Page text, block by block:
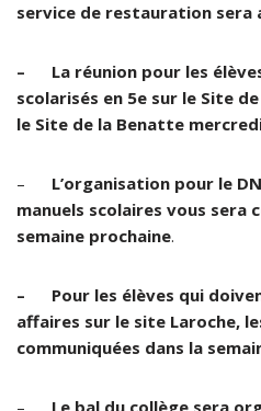
service de restauration sera
– La réunion pour les
scolarisés en 5e sur le Site
le Site de la Benatte
– L’organisation pour le
manuels scolaires vous sera
semaine prochaine.
– Pour les élèves qui
affaires sur le site Laroche,
communiquées dans la
– Le bal du collège sera